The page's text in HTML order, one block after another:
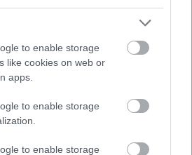
to enable storage
like cookies on web or
apps.
to enable storage
to enable storage
zombie
Aconcagua